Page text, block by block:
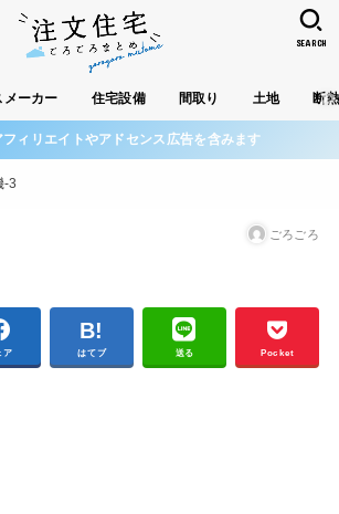
メーカー 住宅設備 間取り 土地 断
SEARCH
ィリエイトやアドセンス広告を含みます
-3
ごろごろ
ア はてブ 送る Pocket